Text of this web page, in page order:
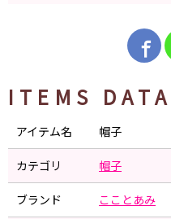
ITEMS DATA
アイテム名 帽子
カテゴリ 帽子
ブランド こことあみ